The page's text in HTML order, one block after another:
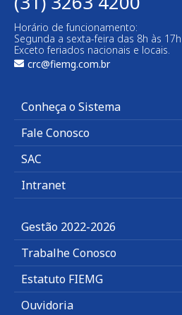
Horário de funcionamento:
Segunda a sexta-feira das 8h às 17h
Exceto feriados nacionais e locais.
crc@fiemg.com.br
Conheça o Sistema
Fale Conosco
SAC
Intranet
Gestão 2022-2026
Trabalhe Conosco
Estatuto FIEMG
Ouvidoria